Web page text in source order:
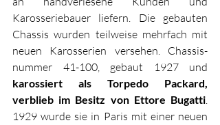
Karosseriebauer liefern. Die gebauten
Chassis wurden teilweise mehrfach mit
neuen Karosserien versehen. Chassis­
karossiert als Torpedo Packard,
verblieb im Besitz von Ettore Bugatti.
1929 wurde sie in Paris mit einer neuen